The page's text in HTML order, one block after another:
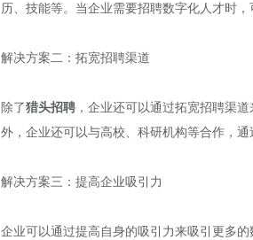
历、技能等。当企业需要招聘数字化人才时
解决方案二：拓宽招聘渠道
除了猎头招聘 ，企业还可以通过拓宽招聘渠
外，企业还可以与高校、科研机构等合作，
解决方案三：提高企业吸引力
企业可以通过提高自身的吸引力来吸引更多